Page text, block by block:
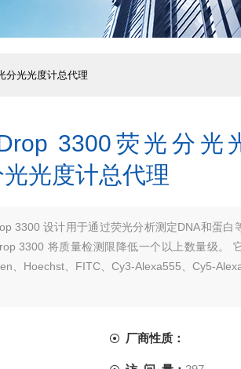
分光光度计总代理
3300荧光分
光度计总代理
3300 设计用于通过荧光分析测定DNA和蛋白
3300 将质量检测限降低一个以上数量级。
、Hoechst、FITC、Cy3-Alexa555、Cy5-
厂商性质：